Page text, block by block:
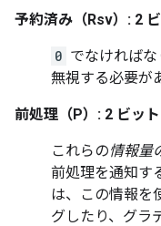
予約済み（Rsv）: 2
0 でなければ
無視する必要が
前処理（P）: 2 ビット
これらの情報量
前処理を通知す
は、この情報を
グしたり、グラ